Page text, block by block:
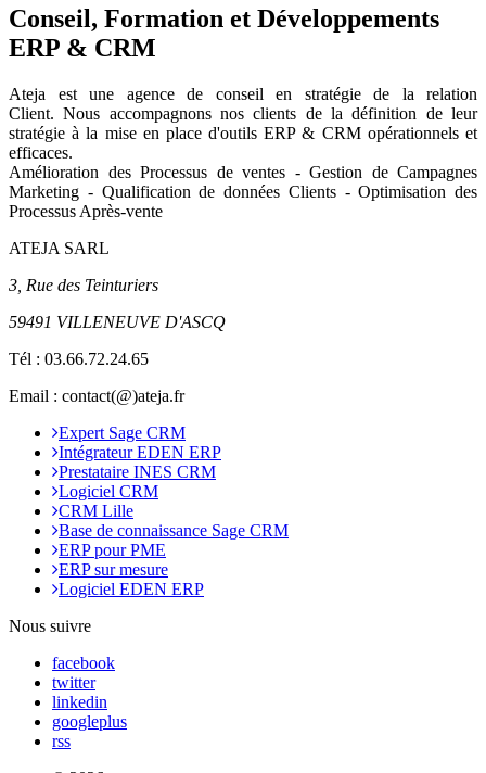
Conseil, Formation et Développements
ERP & CRM
Ateja est une agence de conseil en stratégie de la relation
Client.Nous accompagnons nos clients de la définition de leur
stratégie à la mise en place d'outils ERP & CRM opérationnels et
efficaces.
Amélioration des Processus de ventes - Gestion de Campagnes
Marketing - Qualification de données Clients - Optimisation des
Processus Après-vente
ATEJA SARL
3, Rue des Teinturiers
59491 VILLENEUVE D'ASCQ
Tél : 03.66.72.24.65
Email : contact(@)ateja.fr
Expert Sage CRM
Intégrateur EDEN ERP
Prestataire INES CRM
Logiciel CRM
CRM Lille
Base de connaissance Sage CRM
ERP pour PME
ERP sur mesure
Logiciel EDEN ERP
Nous suivre
facebook
twitter
linkedin
googleplus
rss